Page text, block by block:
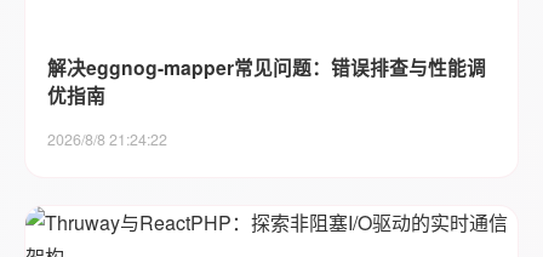
解决eggnog-mapper常见问题：错误排查与性能调
优指南
2026/8/8 21:24:22